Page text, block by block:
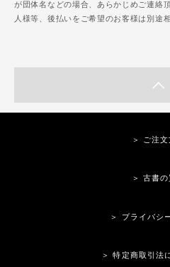
が団体名などの場合、あらかじめご連絡
人様等、後払いをご希望のお客様は別途
＞ ご注文
＞ 古書の
＞ プライバシ
＞ 特定商取引法